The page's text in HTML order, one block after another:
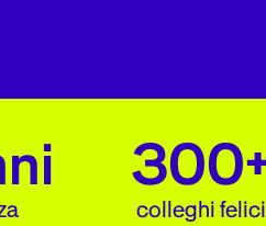
colleghi felici